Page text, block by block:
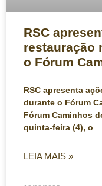
RSC
restauração
o Fórum
RSC apresenta
durante o Fórum
Fórum Caminhos
quinta-feira (4), o
LEIA MAIS »